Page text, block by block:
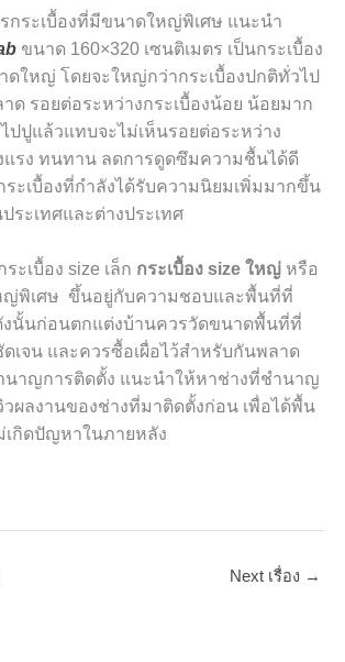
กระเบื้องที่มีขนาดใหญ่พิเศษ แนะนำ
ขนาด 160×320 เซนติเมตร เป็นกระเบื้อง
ใหญ่ โดยจะใหญ่กว่ากระเบื้องปกติทั่วไป
ด รอยต่อระหว่างกระเบื้องน้อย น้อยมาก
ปปูแล้วแทบจะไม่เห็นรอยต่อระหว่าง
งแรง ทนทาน ลดการดูดซึมความชื้นได้ดี
ระเบื้องที่กำลังได้รับความนิยมเพิ่มมากขึ้น
ระเทศและต่างประเทศ
ะเบื้อง size เล็ก กระเบื้อง size ใหญ่ หรือ
หญ่พิเศษ ขึ้นอยู่กับความชอบและพื้นที่ที่
งนั้นก่อนตกแต่งบ้านควรวัดขนาดพื้นที่ที่
เจน และควรซื้อเผื่อไว้สำหรับกันพลาด
นาญการติดตั้ง แนะนำให้หาช่างที่ชำนาญ
วผลงานของช่างที่มาติดตั้งก่อน เพื่อได้พื้น
เกิดปัญหาในภายหลัง
Next เรื่อง →